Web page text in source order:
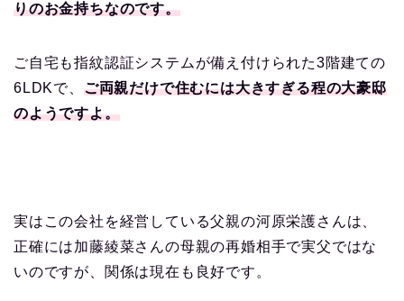
りのお金持ちなのです。
ご自宅も指紋認証システムが備え付けられた3階建ての
6LDKで、 ご両親だけで住むには大きすぎる程の大豪邸
のようですよ。
実はこの会社を経営している父親の河原栄護さんは、
正確には加藤綾菜さんの母親の再婚相手で実父ではな
いのですが、関係は現在も良好です。